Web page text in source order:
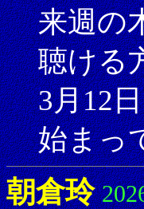
来週の
聴ける
3月12
始まっ
朝倉玲